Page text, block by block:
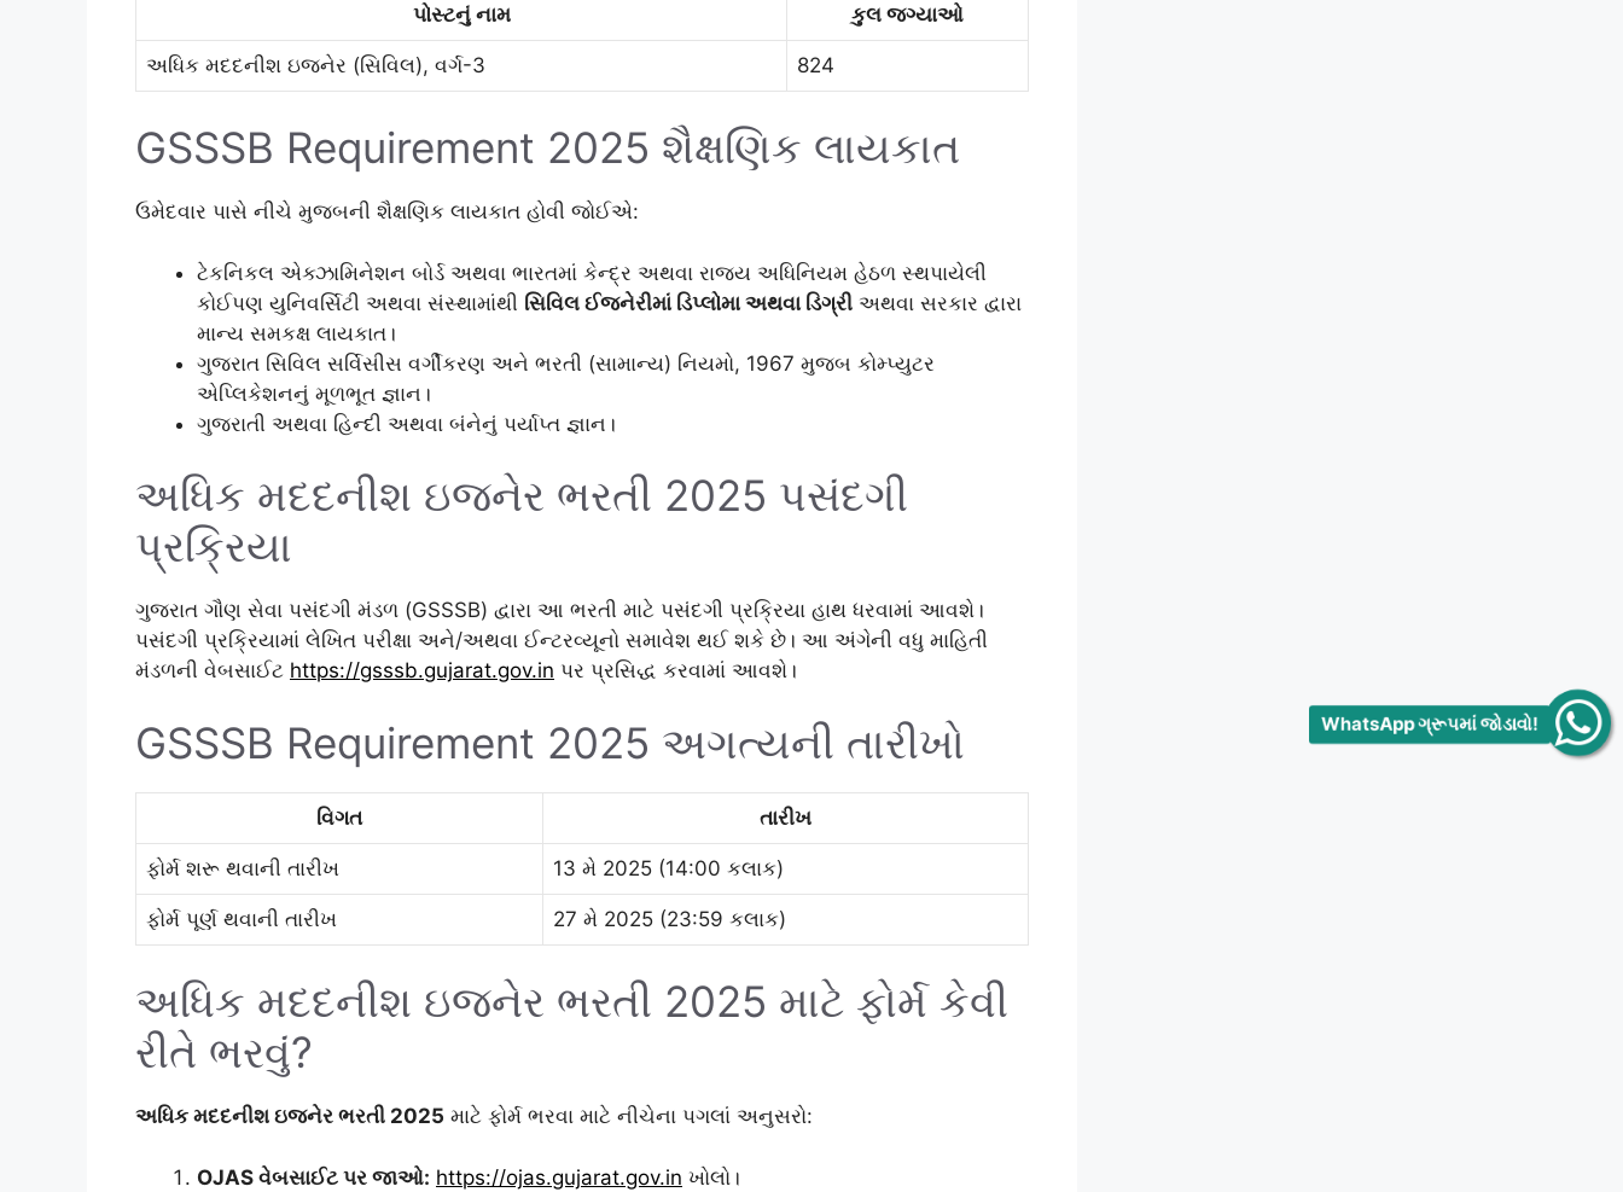
પોસ્ટનું નામ કુલ જગ્યાઓ
અધિક મદદનીશ ઇજનેર (સિવિલ), વર્ગ-3 824
GSSSB Requirement 2025 શૈક્ષણિક લાયકાત
ઉમેદવાર પાસે નીચે મુજબની શૈક્ષણિક લાયકાત હોવી જોઈએ:
ટેકનિકલ એક્ઝામિનેશન બોર્ડ અથવા ભારતમાં કેન્દ્ર અથવા રાજ્ય અધિનિયમ હેઠળ સ્થપાયેલી
કોઈપણ યુનિવર્સિટી અથવા સંસ્થામાંથી સિવિલ ઈજનેરીમાં ડિપ્લોમા અથવા ડિગ્રી અથવા સરકાર દ્વારા
માન્ય સમકક્ષ લાયકાત।
ગુજરાત સિવિલ સર્વિસીસ વર્ગીકરણ અને ભરતી (સામાન્ય) નિયમો, 1967 મુજબ કોમ્પ્યુટર
એપ્લિકેશનનું મૂળભૂત જ્ઞાન।
ગુજરાતી અથવા હિન્દી અથવા બંનેનું પર્યાપ્ત જ્ઞાન।
અધિક મદદનીશ ઇજનેર ભરતી 2025 પસંદગી
પ્રક્રિયા
ગુજરાત ગૌણ સેવા પસંદગી મંડળ (GSSSB) દ્વારા આ ભરતી માટે પસંદગી પ્રક્રિયા હાથ ધરવામાં આવશે।
પસંદગી પ્રક્રિયામાં લેખિત પરીક્ષા અને/અથવા ઈન્ટરવ્યૂનો સમાવેશ થઈ શકે છે। આ અંગેની વધુ માહિતી
મંડળની વેબસાઈટ https://gsssb.gujarat.gov.in પર પ્રસિદ્ધ કરવામાં આવશે।
GSSSB Requirement 2025 અગત્યની તારીખો
વિગત તારીખ
ફોર્મ શરૂ થવાની તારીખ 13 મે 2025 (14:00 કલાક)
ફોર્મ પૂર્ણ થવાની તારીખ 27 મે 2025 (23:59 કલાક)
અધિક મદદનીશ ઇજનેર ભરતી 2025 માટે ફોર્મ કેવી
રીતે ભરવું?
અધિક મદદનીશ ઇજનેર ભરતી 2025 માટે ફોર્મ ભરવા માટે નીચેના પગલાં અનુસરો:
OJAS વેબસાઈટ પર જાઓ: https://ojas.gujarat.gov.in ખોલો।
WhatsApp ગ્રૂપમાં જોડાવો!